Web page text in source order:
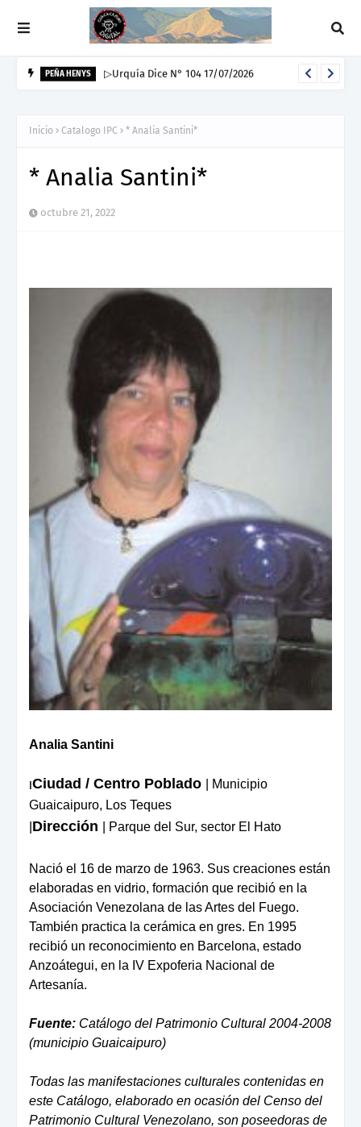
PEÑA HENYS ▷Urquía Dice N° 104 17/07/2026
Inicio Catalogo IPC * Analia Santini*
* Analia Santini*
octubre 21, 2022
Analia Santini
Ciudad / Centro Poblado
| Municipio
Guaicaipuro, Los Teques
Dirección | Parque del Sur, sector El Hato
Nació el 16 de marzo de 1963. Sus creaciones están
elaboradas en vidrio, formación que recibió en la
Asociación Venezolana de las Artes del Fuego.
También practica la cerámica en gres. En 1995
recibió un reconocimiento en Barcelona, estado
Anzoátegui, en la IV Expoferia Nacional de
Artesanía.
Fuente: Catálogo del Patrimonio Cultural 2004-2008
(municipio Guaicaipuro)
Todas las manifestaciones culturales contenidas en
este Catálogo, elaborado en ocasión del Censo del
Patrimonio Cultural Venezolano, son poseedoras de